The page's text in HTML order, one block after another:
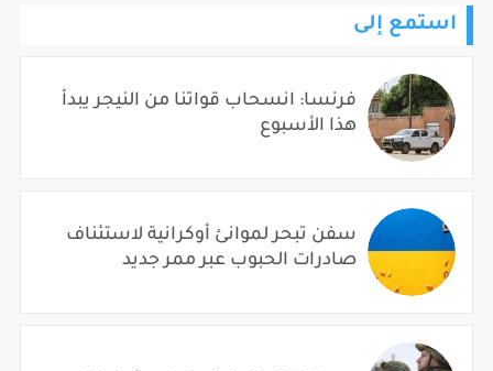
استمع إلى
فرنسا: انسحاب قواتنا من النيجر يبدأ
هذا الأسبوع
سفن تبحر لموانئ أوكرانية لاستئناف
صادرات الحبوب عبر ممر جديد